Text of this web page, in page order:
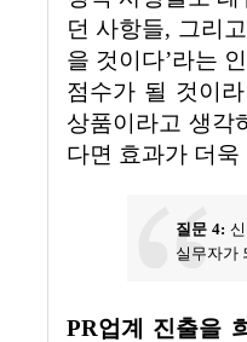
던 사항들, 그리고
을 것이다’라는
점수가 될 것이
상품이라고 생각
다면 효과가 더
질문4:
실무자가
PR업계 진출을